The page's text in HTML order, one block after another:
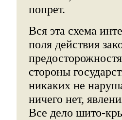
попрет.
Вся эта схема
поля действия
стороны
никаких не
ничего нет,
Все дело шито-